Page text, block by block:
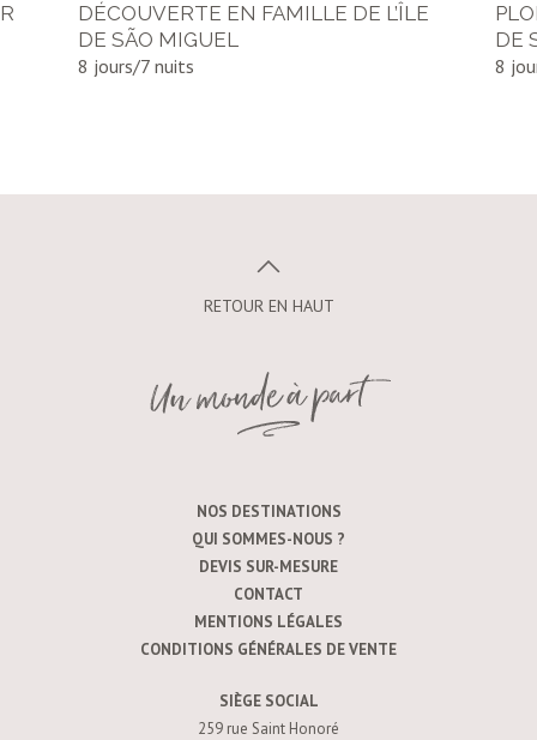
DÉCOUVERTE EN FAMILLE DE L’ÎLE
DE SÃO MIGUEL
8 jours/7 nuits
DE
8
RETOUR EN HAUT
NOS DESTINATIONS
QUI SOMMES-NOUS ?
DEVIS SUR-MESURE
CONTACT
MENTIONS LÉGALES
CONDITIONS GÉNÉRALES DE VENTE
SIÈGE SOCIAL
259 rue Saint Honoré